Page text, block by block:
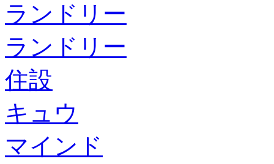
ランドリー
ランドリー
住設
キュウ
マインド